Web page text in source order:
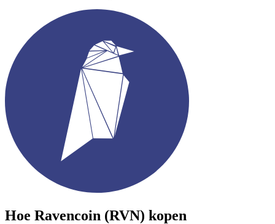
Hoe Ravencoin (RVN) kopen